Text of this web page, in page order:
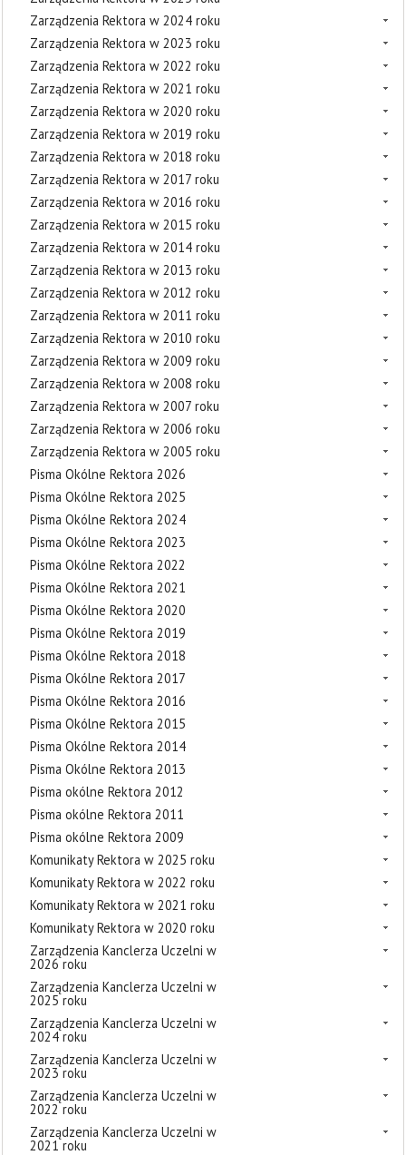
Zarządzenia Rektora w 2024 roku
Zarządzenia Rektora w 2023 roku
Zarządzenia Rektora w 2022 roku
Zarządzenia Rektora w 2021 roku
Zarządzenia Rektora w 2020 roku
Zarządzenia Rektora w 2019 roku
Zarządzenia Rektora w 2018 roku
Zarządzenia Rektora w 2017 roku
Zarządzenia Rektora w 2016 roku
Zarządzenia Rektora w 2015 roku
Zarządzenia Rektora w 2014 roku
Zarządzenia Rektora w 2013 roku
Zarządzenia Rektora w 2012 roku
Zarządzenia Rektora w 2011 roku
Zarządzenia Rektora w 2010 roku
Zarządzenia Rektora w 2009 roku
Zarządzenia Rektora w 2008 roku
Zarządzenia Rektora w 2007 roku
Zarządzenia Rektora w 2006 roku
Zarządzenia Rektora w 2005 roku
Pisma Okólne Rektora 2026
Pisma Okólne Rektora 2025
Pisma Okólne Rektora 2024
Pisma Okólne Rektora 2023
Pisma Okólne Rektora 2022
Pisma Okólne Rektora 2021
Pisma Okólne Rektora 2020
Pisma Okólne Rektora 2019
Pisma Okólne Rektora 2018
Pisma Okólne Rektora 2017
Pisma Okólne Rektora 2016
Pisma Okólne Rektora 2015
Pisma Okólne Rektora 2014
Pisma Okólne Rektora 2013
Pisma okólne Rektora 2012
Pisma okólne Rektora 2011
Pisma okólne Rektora 2009
Komunikaty Rektora w 2025 roku
Komunikaty Rektora w 2022 roku
Komunikaty Rektora w 2021 roku
Komunikaty Rektora w 2020 roku
Zarządzenia Kanclerza Uczelni w
2026 roku
Zarządzenia Kanclerza Uczelni w
2025 roku
Zarządzenia Kanclerza Uczelni w
2024 roku
Zarządzenia Kanclerza Uczelni w
2023 roku
Zarządzenia Kanclerza Uczelni w
2022 roku
Zarządzenia Kanclerza Uczelni w
2021 roku